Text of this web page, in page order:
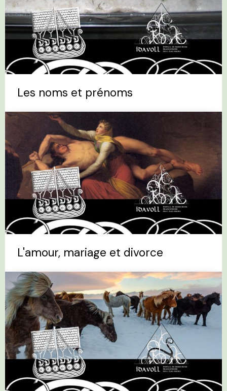
Les noms et prénoms
L'amour, mariage et divorce